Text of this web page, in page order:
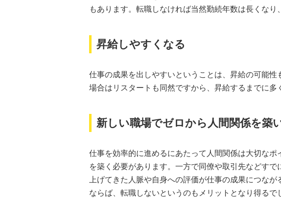
もあります。転職しなければ当然勤続年数は長くなり
昇給しやすくなる
仕事の成果を出しやすいということは、昇給の可能
場合はリスタートも同然ですから、昇給するまでに多
新しい職場でゼロから人間関係を築
仕事を効率的に進めるにあたって人間関係は大切な
を築く必要があります。一方で同僚や取引先などす
上げてきた人脈や自身への評価が仕事の成果につな
ならば、転職しないというのもメリットとなり得るで